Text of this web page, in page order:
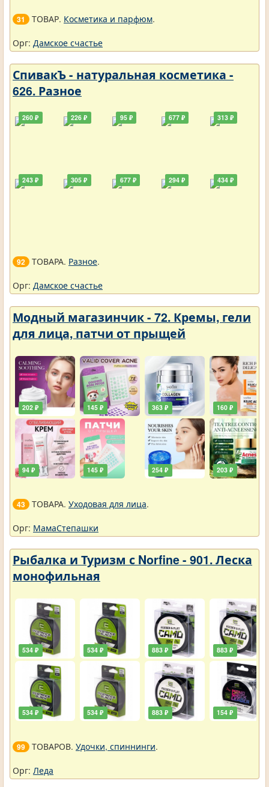
31 ТОВАР. Косметика и парфюм.
Орг: Дамское счастье
СпивакЪ - натуральная косметика -
626. Разное
260 ₽
243 ₽
226 ₽
305 ₽
95 ₽
677 ₽
677 ₽
294 ₽
313 ₽
434 ₽
92 ТОВАРА. Разное.
Орг: Дамское счастье
Модный магазинчик - 72. Кремы, гели
для лица, патчи от прыщей
202 ₽
94 ₽
145 ₽
145 ₽
363 ₽
254 ₽
160 ₽
203 ₽
43 ТОВАРА. Уходовая для лица.
Орг: МамаСтепашки
Рыбалка и Туризм с Norfine - 901. Леска
монофильная
534 ₽
534 ₽
534 ₽
534 ₽
883 ₽
883 ₽
883 ₽
154 ₽
99 ТОВАРОВ. Удочки, спиннинги.
Орг: Леда